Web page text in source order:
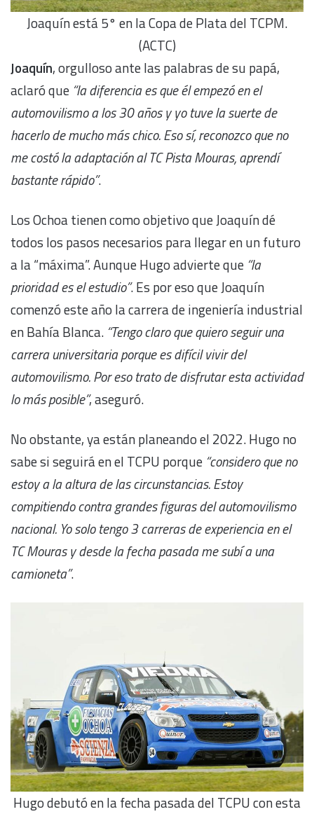
Joaquín está 5° en la Copa de Plata del TCPM.
(ACTC)
Joaquín, orgulloso ante las palabras de su papá,
aclaró que “la diferencia es que él empezó en el
automovilismo a los 30 años y yo tuve la suerte de
hacerlo de mucho más chico. Eso sí, reconozco que no
me costó la adaptación al TC Pista Mouras, aprendí
bastante rápido”.
Los Ochoa tienen como objetivo que Joaquín dé
todos los pasos necesarios para llegar en un futuro
a la “máxima”. Aunque Hugo advierte que “la
prioridad es el estudio”. Es por eso que Joaquín
comenzó este año la carrera de ingeniería industrial
en Bahía Blanca. “Tengo claro que quiero seguir una
carrera universitaria porque es difícil vivir del
automovilismo. Por eso trato de disfrutar esta actividad
lo más posible”, aseguró.
No obstante, ya están planeando el 2022. Hugo no
sabe si seguirá en el TCPU porque “considero que no
estoy a la altura de las circunstancias. Estoy
compitiendo contra grandes figuras del automovilismo
nacional. Yo solo tengo 3 carreras de experiencia en el
TC Mouras y desde la fecha pasada me subí a una
camioneta”.
Hugo debutó en la fecha pasada del TCPU con esta